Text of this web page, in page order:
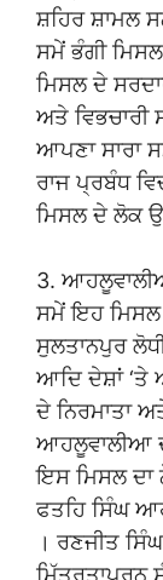
ਸ਼ਹਿਰ ਸ਼ਾਮਲ
ਸਮੇਂ ਭੰਗੀ
ਮਿਸਲ ਦੇ
ਅਤੇ ਵਿਭਚਾਰੀ
ਆਪਣਾ ਸਾਰਾ
ਰਾਜ ਪ੍ਰਬੰਧ
ਮਿਸਲ ਦੇ ਲੋਕ
3.
ਸਮੇਂ ਇਹ ਮਿਸਲ
ਸੁਲਤਾਨਪੁਰ
ਆਦਿ ਦੇਸ਼ਾਂ ‘ਤੇ
ਦੇ ਨਿਰਮਾਤਾ
ਆਹਲੂਵਾਲੀਆ
ਇਸ ਮਿਸਲ ਦਾ
ਫਤਹਿ ਸਿੰਘ
। ਰਣਜੀਤ
ਮਿੱਤਰਤਾਪੂਰਨ